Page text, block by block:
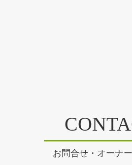
お問合せ・オーナ